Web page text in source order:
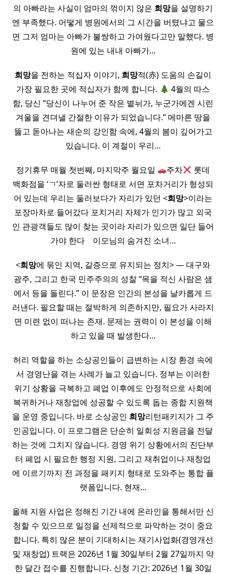
의 아빠라는 사실이 엄마의 꺾이지 않은 희망을 설명하기
엔 부족했다. 어떻게 병원에서의 그 시간을 버텼냐고 물으
면 그저 엄마는 아빠가 불쌍하고 가여웠다고만 말했다. 병
원에 있는 내내 아빠가…
희망을 전하는 적십자 이야기, 희망적(赤) 도움의 손길이
가장 필요한 곳에 적십자가 함께 합니다.
4월의 따스
함, 당신 “당신이 나누어 준 작은 볕뉘가, 누군가에겐 시린
겨울을 견뎌낼 간절한 이유가 되었습니다.” 메마른 땅을
뚫고 돋아나는 새순의 강인함 속에, 4월의 봄이 깊어가고
있습니다. 이 계절이 우리…
정기휴무 매월 첫번째, 마지막주 월요일 주차
롯데
백화점을 ‘ㄱ’자로 둘러싼 형태로 서면 포차거리가 형성되
어 있는데 우리는 둘러보다가 자리가 있던 <희망>이라는
포장마차로 들어갔다 포치거리 자체가 인기가 많고 외국
인 관광객들도 많이 찾는 곳이라 자리가 있으면 일단 들어
가야 한다 ​ ​ ​ 이모님의 숨겨진 소녀…
<희망에 묶인 지역, 갈증으로 유지되는 정치> — 대구와
광주, 그리고 한국 민주주의의 성찰 “목을 적신 사람은 샘
에서 등을 돌린다.” 이 문장은 인간의 본성을 날카롭게 드
러낸다. 필요할 때는 절박하게 의존하지만, 필요가 사라지
면 미련 없이 떠나는 존재. 문제는 권력이 이 본성을 이해
하고 있을 때 발생한다…
허리 역할을 하는 소상공인들이 급변하는 시장 환경 속에
서 경영난을 겪는 사례가 늘고 있습니다. 정부는 이러한
위기 상황을 극복하고 폐업 이후에도 안정적으로 사회에
복귀하거나 재창업에 성공할 수 있도록 돕는 종합 지원책
을 운영 중입니다. 바로 소상공인 희망리턴패키지가 그 주
인공입니다. 이 프로그램은 단순히 일회성 지원금을 전달
하는 것에 그치지 않습니다. 경영 위기 상황에서의 진단부
터 폐업 시 필요한 행정 지원, 그리고 재취업이나 재창업
에 이르기까지 전 과정을 패키지 형태로 도와주는 통합 플
랫폼입니다. 현재…
올해 지원 사업은 정해진 기간 내에 온라인을 통해서만 신
청할 수 있으므로 일정을 선제적으로 파악하는 것이 중요
합니다. 특히 많은 분이 기대하시는 재기사업화(경영개선
및 재창업) 트랙은 2026년 1월 30일부터 2월 27일까지 약
한 달간 접수를 진행합니다. 신청 기간: 2026년 1월 30일